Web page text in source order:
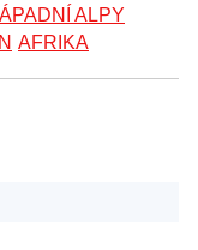
ALPY
AFRIKA